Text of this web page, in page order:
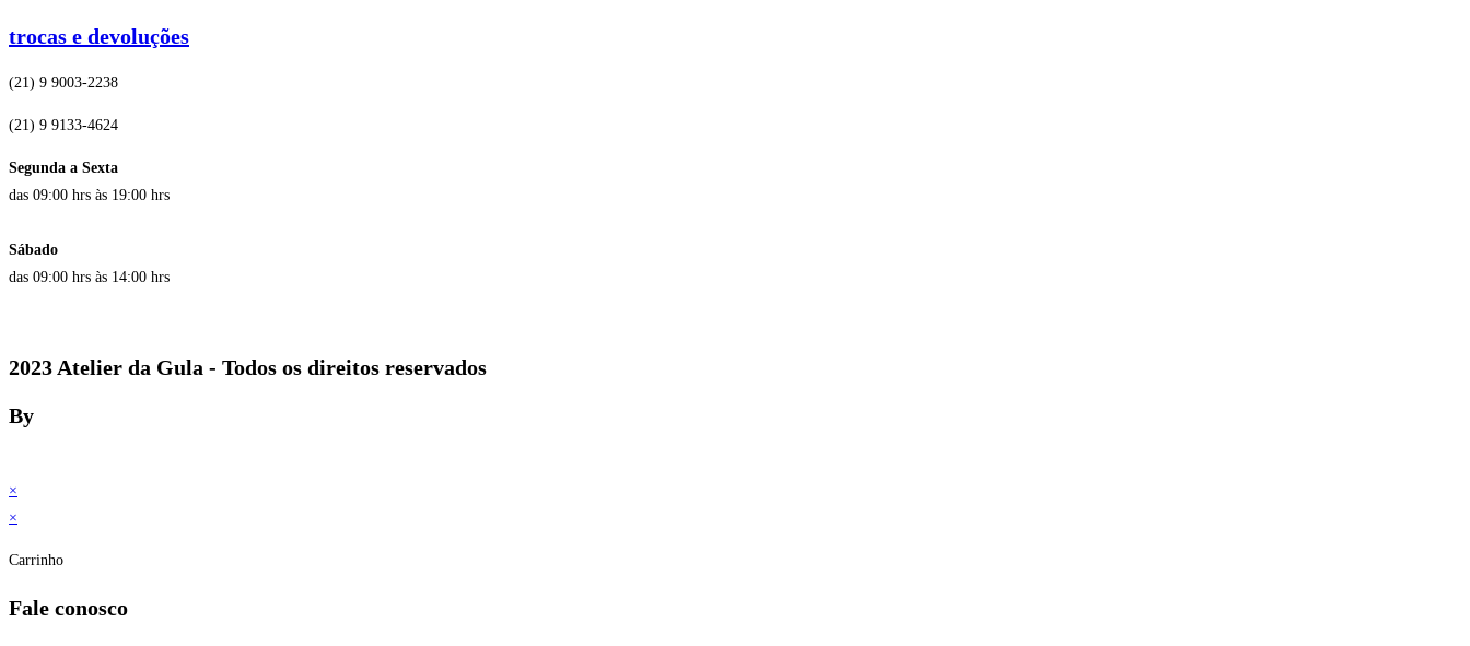
trocas e devoluções
(21) 9 9003-2238
(21) 9 9133-4624
Segunda a Sexta
das 09:00 hrs às 19:00 hrs
Sábado
das 09:00 hrs às 14:00 hrs
2023 Atelier da Gula - Todos os direitos reservados
By
×
×
Carrinho
Fale conosco